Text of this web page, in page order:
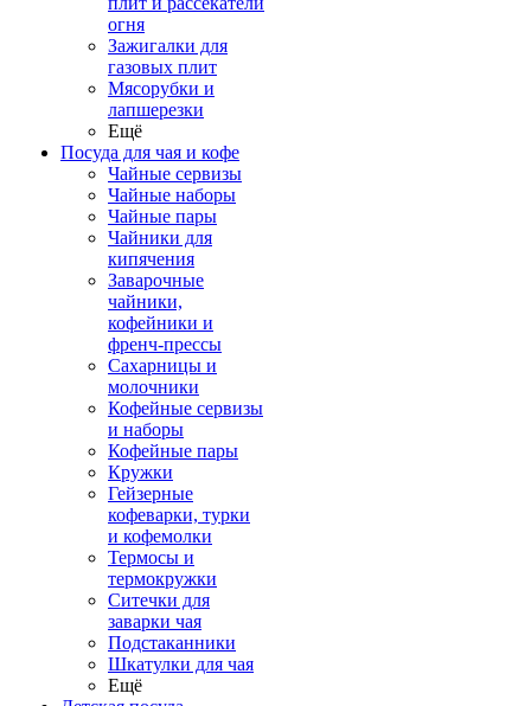
огня
Зажигалки для
газовых плит
Мясорубки и
лапшерезки
Ещё
Посуда для чая и кофе
Чайные сервизы
Чайные наборы
Чайные пары
Чайники для
кипячения
Заварочные
чайники,
кофейники и
френч-прессы
Сахарницы и
молочники
Кофейные сервизы
и наборы
Кофейные пары
Кружки
Гейзерные
кофеварки, турки
и кофемолки
Термосы и
термокружки
Ситечки для
заварки чая
Подстаканники
Шкатулки для чая
Ещё